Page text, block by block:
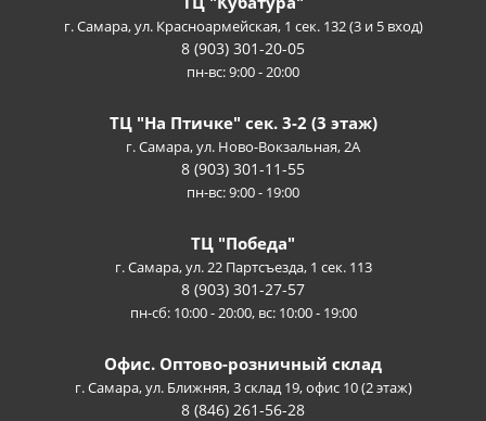
г. Самара, ул. Красноармейская, 1 сек. 132 (3 и 5 вход)
8 (903) 301-20-05
пн-вс: 9:00 - 20:00
ТЦ "На Птичке" сек. 3-2 (3 этаж)
г. Самара, ул. Ново-Вокзальная, 2А
8 (903) 301-11-55
пн-вс: 9:00 - 19:00
ТЦ "Победа"
г. Самара, ул. 22 Партсъезда, 1 сек. 113
8 (903) 301-27-57
пн-сб: 10:00 - 20:00, вс: 10:00 - 19:00
Офис. Оптово-розничный склад
г. Самара, ул. Ближняя, 3 склад 19, офис 10 (2 этаж)
8 (846) 261-56-28